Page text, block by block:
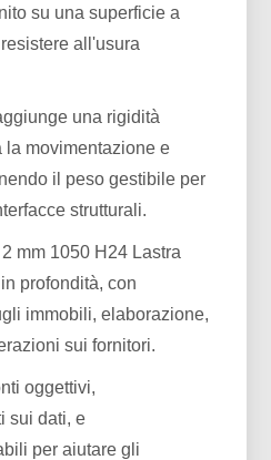
su una superficie a
all'usura
una rigidità
la movimentazione e
il peso gestibile per
strutturali.
mm 1050 H24 Lastra
profondità, con
immobili, elaborazione,
sui fornitori.
oggettivi,
sui dati, e
per aiutare gli